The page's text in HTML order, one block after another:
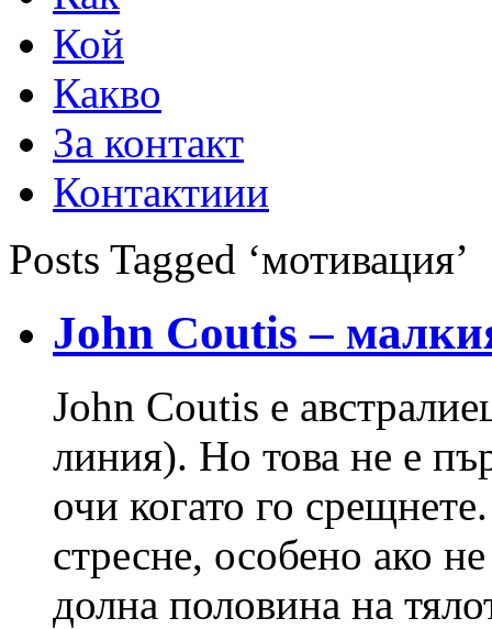
Кой
Какво
За контакт
Контактиии
Posts Tagged ‘мотивация’
John Coutis –
John Coutis е
линия). Но това не е
очи когато го
стресне, особено ако
долна половина на